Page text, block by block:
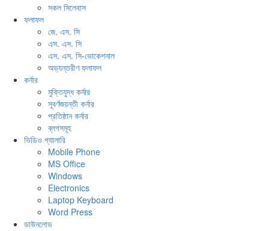
সকল সিলেবাস
ফলাফল
জে. এস. সি
এস. এস. সি
এস. এস. সি-ভোকেশনাল
অভ্যন্তরীণ ফলাফল
কর্নার
মুক্তিযুদ্ধ কর্নার
সূবর্ণজয়ন্তী কর্নার
প্রতিষ্ঠান কর্নার
ব্লগসমূহ
ভিডিও গ্যালারি
Mobile Phone
MS Office
Windows
Electronics
Laptop Keyboard
Word Press
ডাউনলোড